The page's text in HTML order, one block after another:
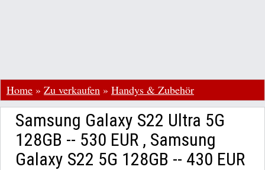
Home » Zu verkaufen » Handys & Zubehör
Samsung Galaxy S22 Ultra 5G
128GB -- 530 EUR , Samsung
Galaxy S22 5G 128GB -- 430 EUR